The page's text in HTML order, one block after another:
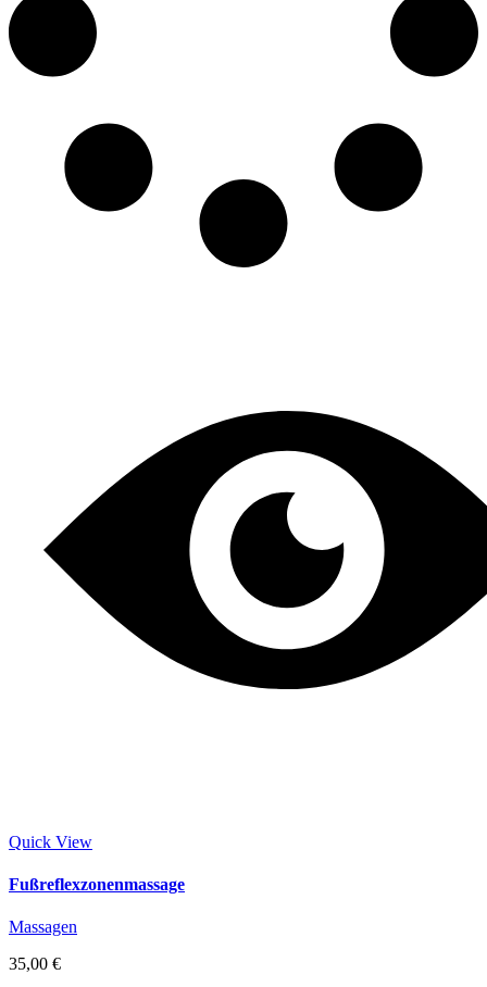
Quick View
Fußreflexzonenmassage
Massagen
35,00 €